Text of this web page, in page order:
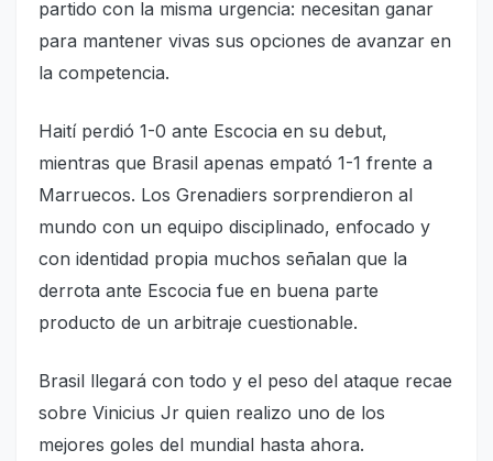
partido con la misma urgencia: necesitan ganar
para mantener vivas sus opciones de avanzar en
la competencia.
Haití perdió 1-0 ante Escocia en su debut,
mientras que Brasil apenas empató 1-1 frente a
Marruecos. Los Grenadiers sorprendieron al
mundo con un equipo disciplinado, enfocado y
con identidad propia muchos señalan que la
derrota ante Escocia fue en buena parte
producto de un arbitraje cuestionable.
Brasil llegará con todo y el peso del ataque recae
sobre Vinicius Jr quien realizo uno de los
mejores goles del mundial hasta ahora.